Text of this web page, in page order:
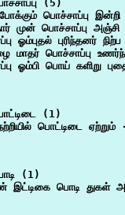
(5)
போக்கும் பொச்சாப்பு
முன் பொச்சாப்பு
ஓம்புதல் புரிந்தனர்
மாதர் பொச்சாப்பு
ஓம்பி பொய் களிறு
(1)
பொட்டிடை
(1)
இட்டிகை பொடி துகள்